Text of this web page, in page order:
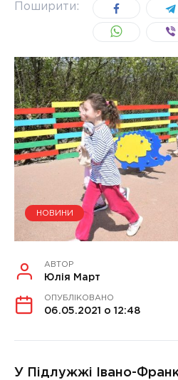
Поширити:
НОВИНИ
АВТОР
Юлія Март
ОПУБЛІКОВАНО
06.05.2021 о 12:48
У Підлужжі Івано-